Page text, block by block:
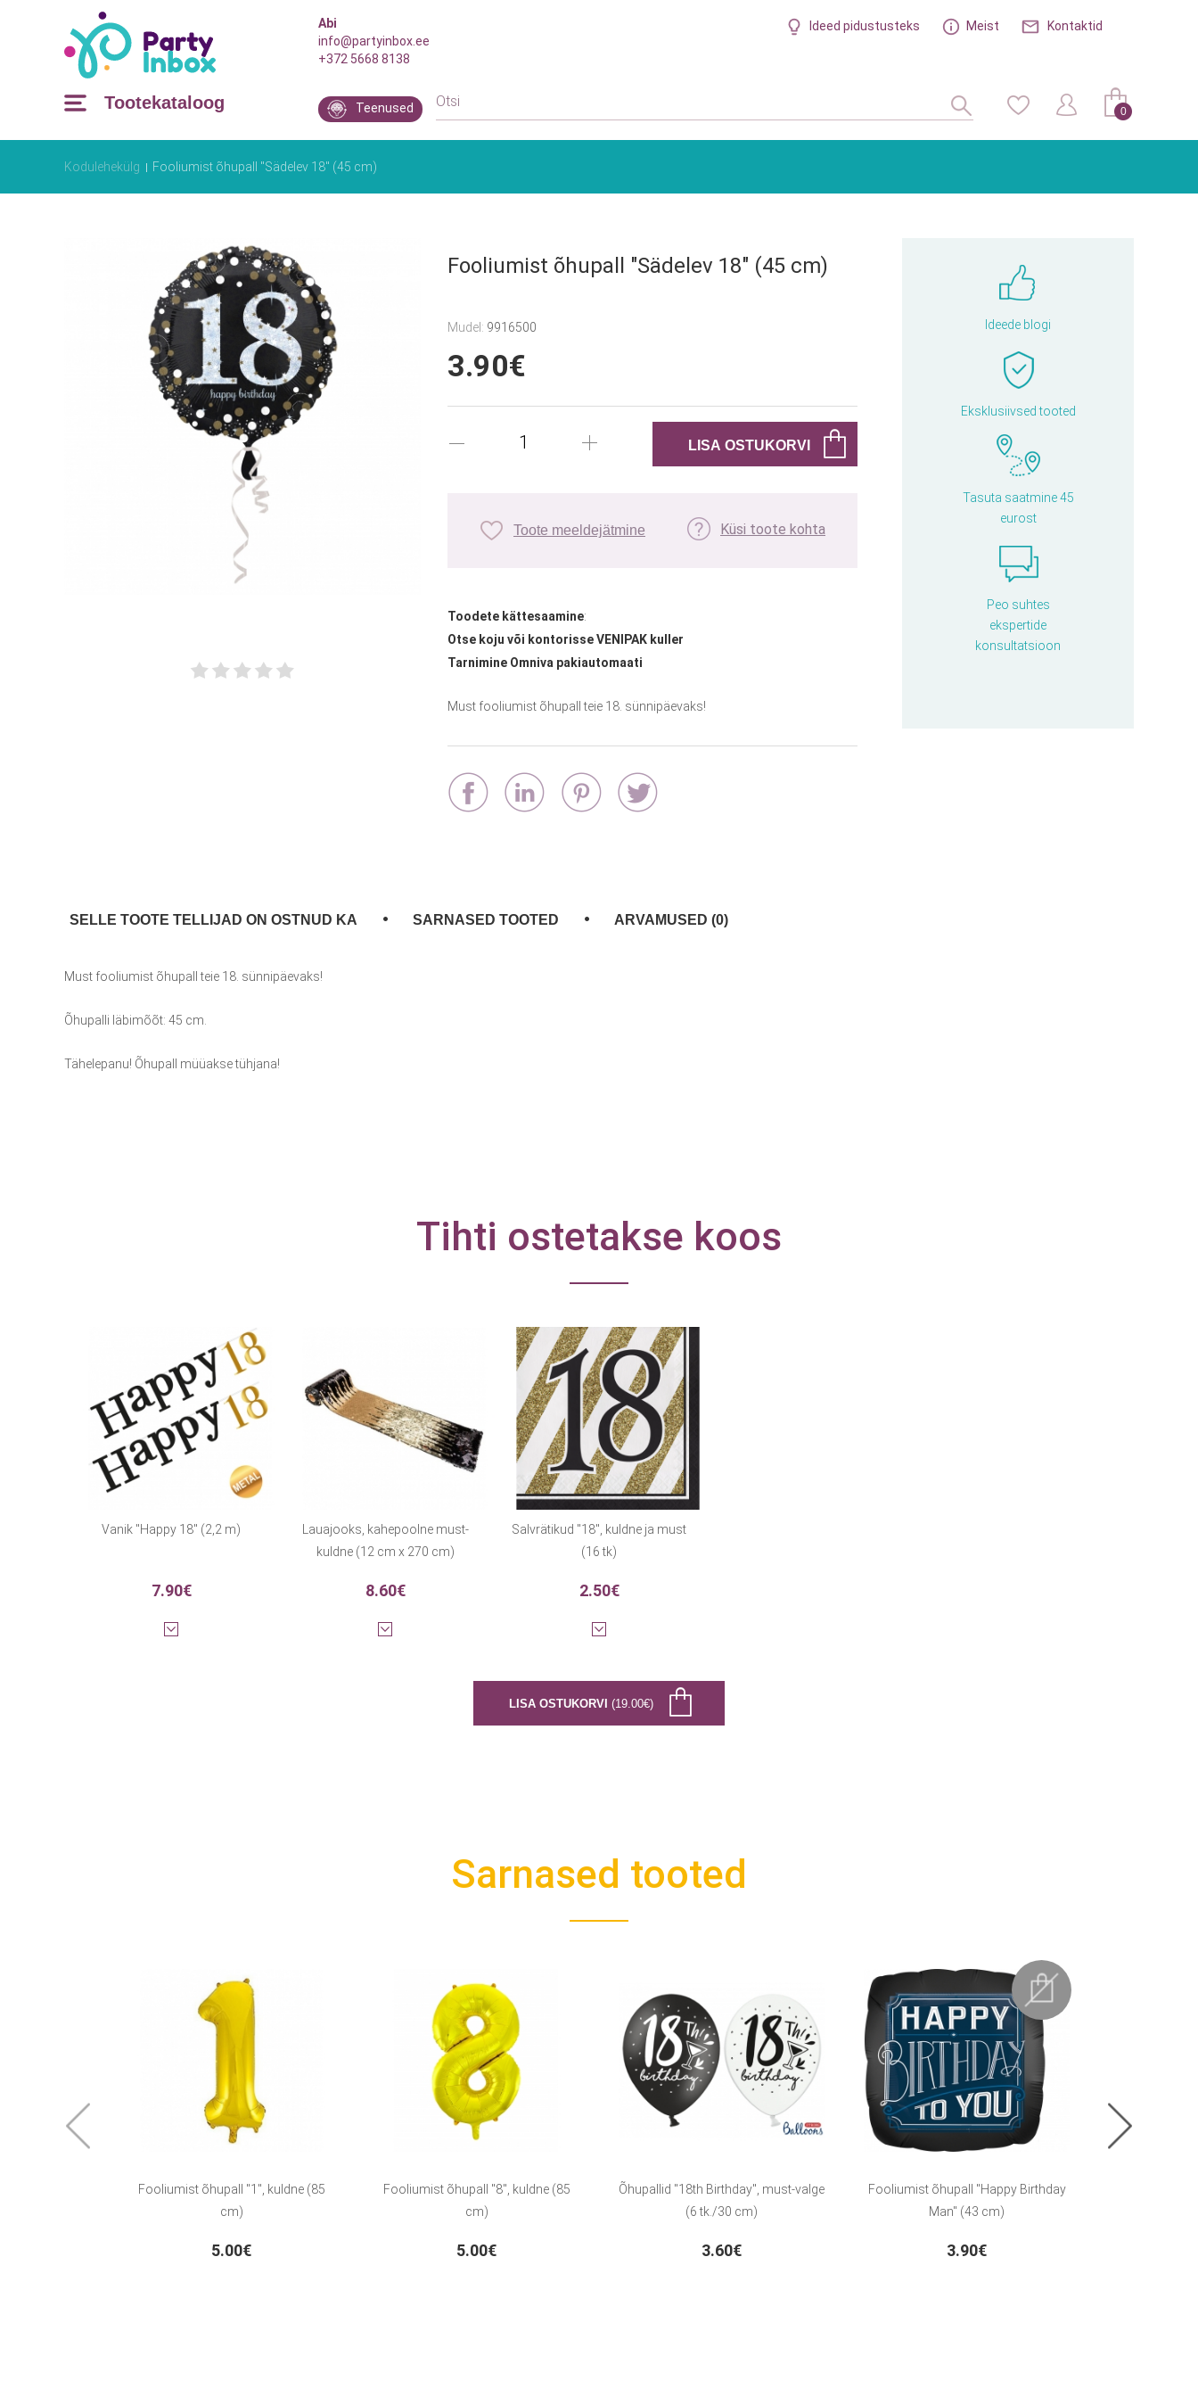
Abi
info@partyinbox.ee
+372 5668 8138
Ideed pidustusteks Meist Kontaktid
Tootekataloog Teenused 0
Kodulehekülg Fooliumist õhupall "Sädelev 18" (45 cm)
Ideede blogi
Eksklusiivsed tooted
Tasuta saatmine 45
eurost
Peo suhtes
ekspertide
konsultatsioon
Fooliumist õhupall "Sädelev 18" (45 cm)
Mudel: 9916500
3.90€
Toote meeldejätmine Küsi toote kohta
Toodete kättesaamine:
Otse koju või kontorisse VENIPAK kuller
Tarnimine Omniva pakiautomaati
Must fooliumist õhupall teie 18. sünnipäevaks!
SELLE TOOTE TELLIJAD ON OSTNUD KA SARNASED TOOTED ARVAMUSED (0)
Must fooliumist õhupall teie 18. sünnipäevaks!
Õhupalli läbimõõt: 45 cm.
Tähelepanu! Õhupall müüakse tühjana!
Tihti ostetakse koos
Vanik "Happy 18" (2,2 m)
7.90€
Lauajooks, kahepoolne must-
kuldne (12 cm x 270 cm)
8.60€
Salvrätikud "18", kuldne ja must
(16 tk)
2.50€
LISA OSTUKORVI (19.00€)
Sarnased tooted
Fooliumist õhupall "1", kuldne (85
cm)
5.00€
Fooliumist õhupall "8", kuldne (85
cm)
5.00€
Õhupallid "18th Birthday", must-valge
(6 tk./30 cm)
3.60€
Fooliumist õhupall "Happy Birthday
Man" (43 cm)
3.90€